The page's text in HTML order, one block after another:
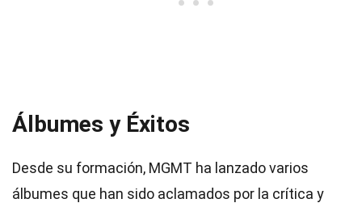
Álbumes y Éxitos
Desde su formación, MGMT ha lanzado varios
álbumes que han sido aclamados por la crítica y